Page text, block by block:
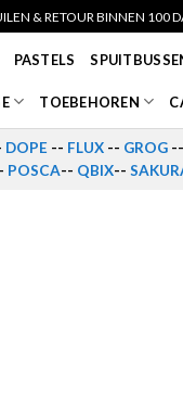
& RETOUR BINNEN 100
PASTELS
TOEBEHOREN
DOPE -- FLUX -- GROG --
POSCA-- QBIX--